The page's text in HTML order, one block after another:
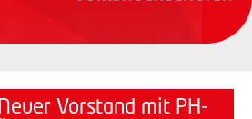
Vorstand mit PH-